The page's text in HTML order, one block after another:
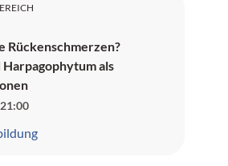
Rückenschmerzen?
Harpagophytum als
21:00